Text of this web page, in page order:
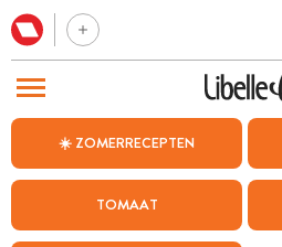
☀️ ZOMERRECEPTEN
TOMAAT
BEZOEK ONZE ANDERE WEBSITES
WEEKMENU